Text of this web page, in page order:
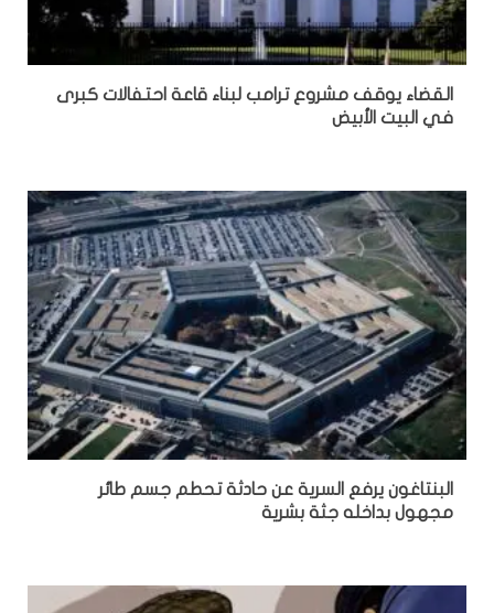
القضاء يوقف مشروع ترامب لبناء قاعة احتفالات كبرى
في البيت الأبيض
البنتاغون يرفع السرية عن حادثة تحطم جسم طائر
مجهول بداخله جثة بشرية